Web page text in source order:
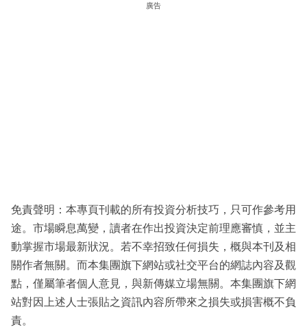
廣告
免責聲明：本專頁刊載的所有投資分析技巧，只可作參考用
途。市場瞬息萬變，讀者在作出投資決定前理應審慎，並主
動掌握市場最新狀況。若不幸招致任何損失，概與本刊及相
關作者無關。而本集團旗下網站或社交平台的網誌內容及觀
點，僅屬筆者個人意見，與新傳媒立場無關。本集團旗下網
站對因上述人士張貼之資訊內容所帶來之損失或損害概不負
責。